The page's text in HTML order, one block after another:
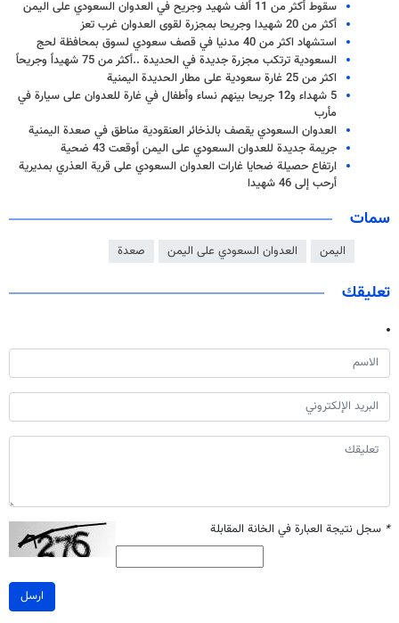
سقوط أكثر من 11 ألف شهيد وجريح في العدوان السعودي على اليمن
أكثر من 20 شهيدا وجريحا بمجزرة لقوى العدوان غرب تعز
استشهاد اكثر من 40 مدنيا في قصف سعودي لسوق بمحافظة لحج
السعودية ترتكب مجزرة جديدة في الحديدة ..أكثر من 75 شهيداً وجريحاً
اكثر من 25 غارة سعودية على مطار الحديدة اليمنية
5 شهداء و12 جريحا بينهم نساء وأطفال في غارة للعدوان على سيارة في
مأرب
العدوان السعودي يقصف بالذخائر العنقودية مناطق في صعدة اليمنية
جریمة جدیدة للعدوان السعودي علی الیمن أوقعت 43 ضحیة
ارتفاع حصيلة ضحايا غارات العدوان السعودي على قرية العذري بمديرية
أرحب إلى 46 شهيدا
سمات
اليمن العدوان السعودي على اليمن صعدة
تعليقك
* سجل نتيجة العبارة في الخانة المقابلة
ارسل